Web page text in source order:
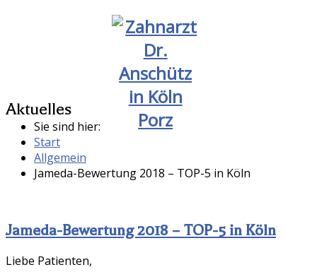
Aktuelles
Sie sind hier:
Start
Allgemein
Jameda-Bewertung 2018 – TOP-5 in Köln
Jameda-Bewertung 2018 – TOP-5 in Köln
Liebe Patienten,